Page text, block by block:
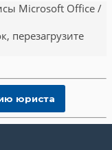
Microsoft Office /
перезагрузите